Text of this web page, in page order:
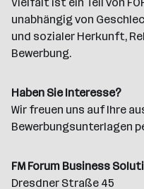
unabhängig von
und sozialer Herkunft,
Bewerbung.
Haben Sie Interesse?
Wir freuen uns auf Ihre
Bewerbungsunterlagen
FM Forum Business
Dresdner Straße 45